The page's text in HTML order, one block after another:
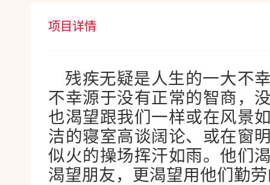
项目详情
残疾无疑是人生的一大不
不幸源于没有正常的智商，
也渴望跟我们一样或在风景
洁的寝室高谈阔论、或在窗
似火的操场挥汗如雨。他们
渴望朋友，更渴望用他们勤